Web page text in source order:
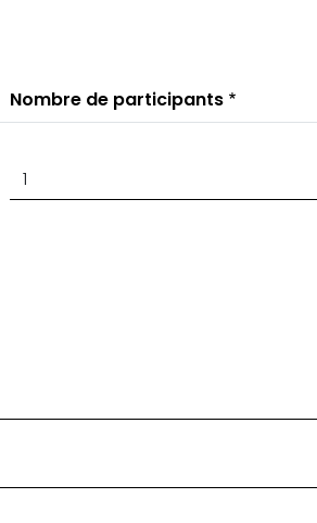
Nombre de participants
Nombre de participants